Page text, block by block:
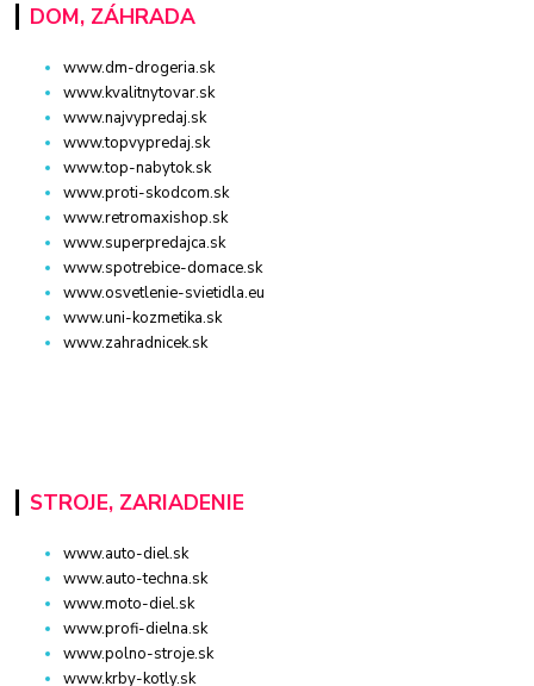
DOM, ZÁHRADA
www.dm-drogeria.sk
www.kvalitnytovar.sk
www.najvypredaj.sk
www.topvypredaj.sk
www.top-nabytok.sk
www.proti-skodcom.sk
www.retromaxishop.sk
www.superpredajca.sk
www.spotrebice-domace.sk
www.osvetlenie-svietidla.eu
www.uni-kozmetika.sk
www.zahradnicek.sk
STROJE, ZARIADENIE
www.auto-diel.sk
www.auto-techna.sk
www.moto-diel.sk
www.profi-dielna.sk
www.polno-stroje.sk
www.krby-kotly.sk